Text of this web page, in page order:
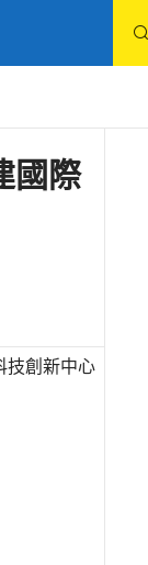
國際
技創新中心